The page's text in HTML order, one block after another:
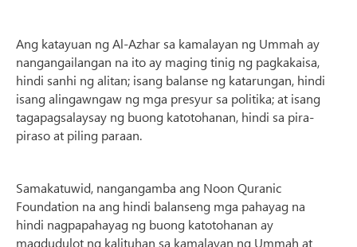
Ang katayuan ng Al-Azhar sa kamalayan ng Ummah ay
nangangailangan na ito ay maging tinig ng pagkakaisa,
hindi sanhi ng alitan; isang balanse ng katarungan, hindi
isang alingawngaw ng mga presyur sa politika; at isang
tagapagsalaysay ng buong katotohanan, hindi sa pira-
piraso at piling paraan.
Samakatuwid, nangangamba ang Noon Quranic
Foundation na ang hindi balanseng mga pahayag na
hindi nagpapahayag ng buong katotohanan ay
magdudulot ng kalituhan sa kamalayan ng Ummah at